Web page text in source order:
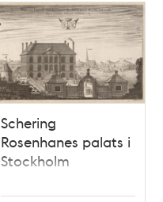
Schering
Rosenhanes palats i
Stockholm